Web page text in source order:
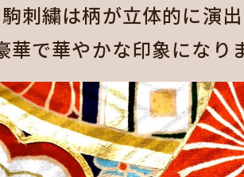
刺繍は柄が立体的に演
華で華やかな印象になり